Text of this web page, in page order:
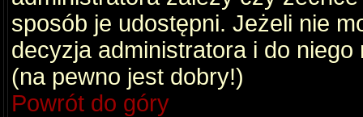
sposób je udostępni. Jeżeli nie
decyzja administratora i do
(na pewno jest dobry!)
Powrót do góry